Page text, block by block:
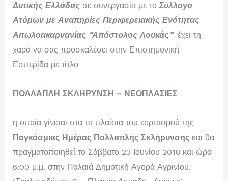
Δυτικής Ελλάδαςσε συνεργασία με τοΣύλλογο
Ατόμων με Αναπηρίες Περιφερειακής Ενότητας
Αιτωλοακαρνανίας “Απόστολος Λουκάς”έχει τη
χαρά να σας προσκαλέσει στην Επιστημονική
Εσπερίδα με τίτλο
ΠΟΛΛΑΠΛΗ ΣΚΛΗΡΥΝΣΗ – ΝΕΟΠΛΑΣΙΕΣ
η οποία γίνεται στα τα πλαίσια του εορτασμού της
Παγκόσμιας Ημέρας Πολλαπλής Σκλήρυνσηςκαι θα
πραγματοποιηθεί το Σάββατο 23 Ιουνίου 2018 και ώρα
6:00 μ.μ. στην Παλαιά Δημοτική Αγορά Αγρινίου.